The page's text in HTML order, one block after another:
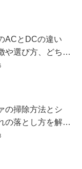
ACとDCの違い
や選び方、どちら
を徹底解説【おす
の掃除方法とシ
の落とし方を解説
できる】